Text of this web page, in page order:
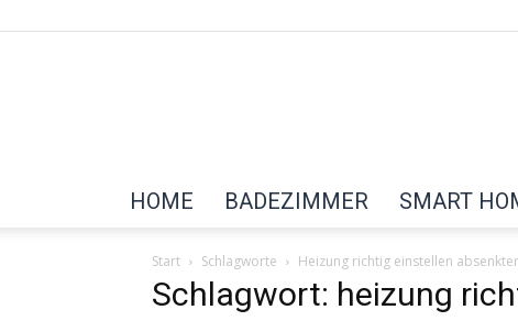
HOME BADEZIMMER SMART
Start Schlagworte Heizung richtig einstellen
Schlagwort: heizung